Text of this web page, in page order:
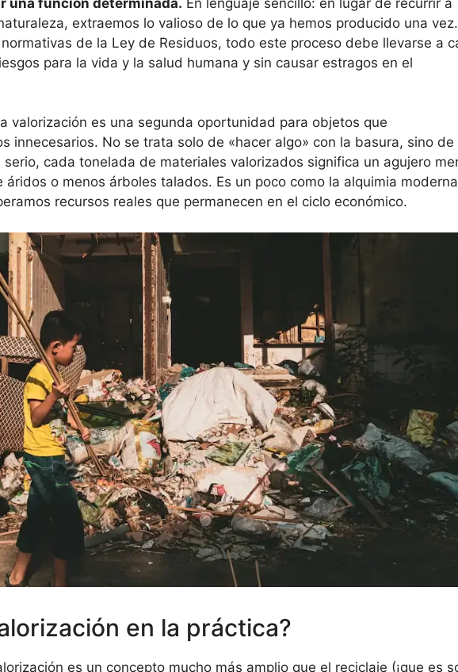
extraemos lo valioso de lo que ya hemos producido una vez.
de la Ley de Residuos, todo este proceso debe llevarse a
para la vida y la salud humana y sin causar estragos en el
valorización es una segunda oportunidad para objetos que
innecesarios. No se trata solo de «hacer algo» con la basura, sino de
cada tonelada de materiales valorizados significa un agujero
o menos árboles talados. Es un poco como la alquimia
recursos reales que permanecen en el ciclo económico.
en la práctica?
es un concepto mucho más amplio que el reciclaje (¡que es